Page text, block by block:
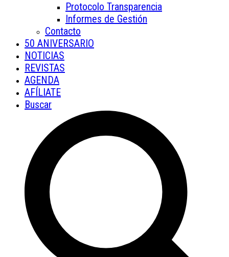
Protocolo Transparencia
Informes de Gestión
Contacto
50 ANIVERSARIO
NOTICIAS
REVISTAS
AGENDA
AFÍLIATE
Buscar